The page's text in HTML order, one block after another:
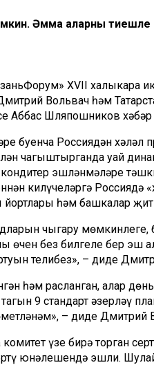
Әмма аларны тиешле
XVII халыкара
Вольвач һәм
Аббас Шляпошников хәбәр
буенча Россиядән хәләл
чагыштырганда уңай
эшләнмәләре
килүчеләргә Россиядә
йортлары һәм башкалар
чыгару мөмкинлеге,
өчен без билгеле бер эш
телибез», – диде
һәм расланган, алар
9 стандарт әзерләү
– диде Дмитрий
үзе бирә торган
юнәлешендә эшли.